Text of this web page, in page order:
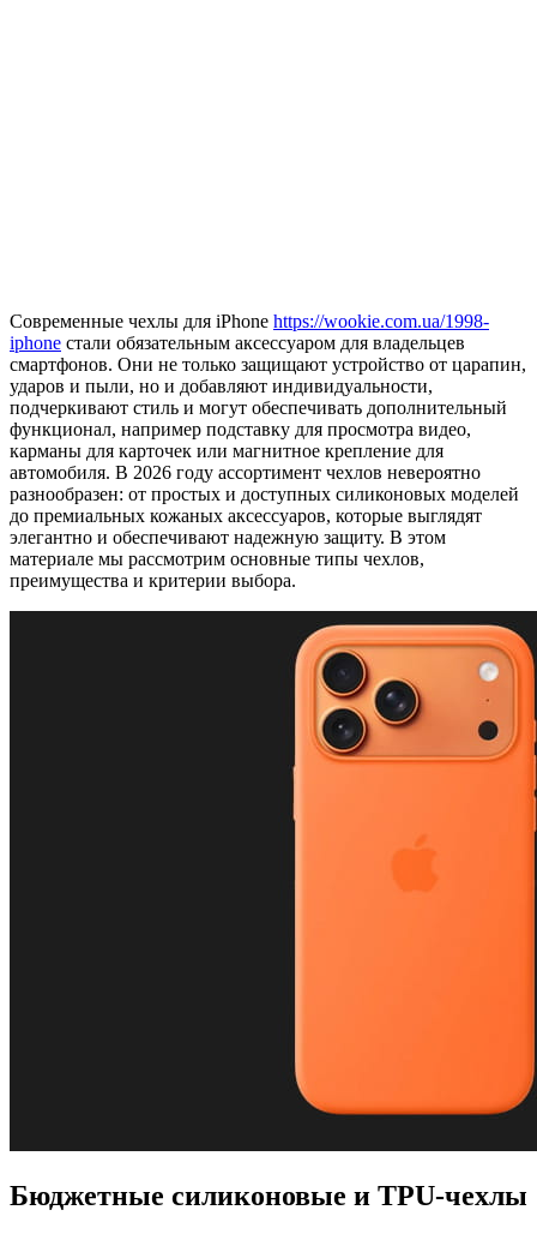
Современные чехлы для iPhone https://wookie.com.ua/1998-
iphone стали обязательным аксессуаром для владельцев
смартфонов. Они не только защищают устройство от царапин,
ударов и пыли, но и добавляют индивидуальности,
подчеркивают стиль и могут обеспечивать дополнительный
функционал, например подставку для просмотра видео,
карманы для карточек или магнитное крепление для
автомобиля. В 2026 году ассортимент чехлов невероятно
разнообразен: от простых и доступных силиконовых моделей
до премиальных кожаных аксессуаров, которые выглядят
элегантно и обеспечивают надежную защиту. В этом
материале мы рассмотрим основные типы чехлов,
преимущества и критерии выбора.
Бюджетные силиконовые и TPU-чехлы